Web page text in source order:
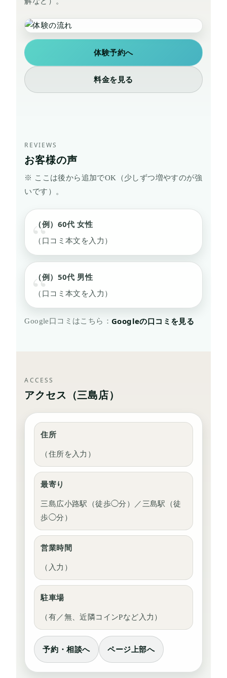
体験予約へ
料金を見る
REVIEWS
お客様の声
※ ここは後から追加でOK（少しずつ増やすのが強
いです）。
（例）60代 女性
（口コミ本文を入力）
（例）50代 男性
（口コミ本文を入力）
Google口コミはこちら：Googleの口コミを見る
ACCESS
アクセス（三島店）
住所
（住所を入力）
最寄り
三島広小路駅（徒歩◯分）／三島駅（徒
歩◯分）
営業時間
（入力）
駐車場
（有／無、近隣コインPなど入力）
予約・相談へ ページ上部へ